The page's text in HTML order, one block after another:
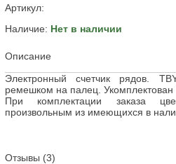
Артикул:
Наличие: Нет в наличии
Описание
Электронный счетчик рядов.
ремешком на палец. Укомплектован
При комплектации заказа
произвольным из имеющихся в
Отзывы (3)